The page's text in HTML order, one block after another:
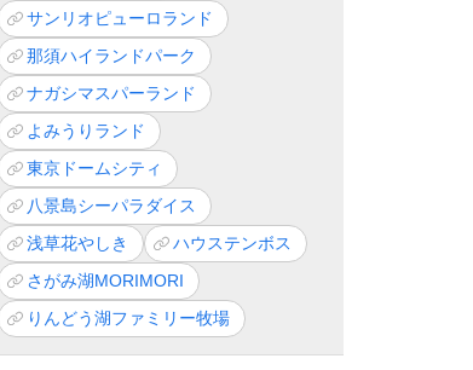
サンリオピューロランド
那須ハイランドパーク
ナガシマスパーランド
よみうりランド
東京ドームシティ
八景島シーパラダイス
浅草花やしき
ハウステンボス
さがみ湖MORIMORI
りんどう湖ファミリー牧場